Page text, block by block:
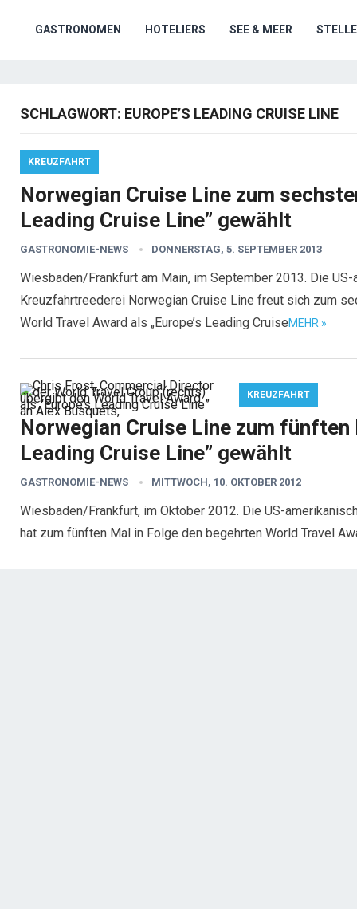
GASTRONOMEN HOTELIERS SEE & MEER
SCHLAGWORT: EUROPE’S LEADING CRUISE LINE
KREUZFAHRT
Norwegian Cruise Line zum
Leading Cruise Line” gewählt
GASTRONOMIE-NEWS DONNERSTAG, 5. SEPTEMBER 2013
Wiesbaden/Frankfurt am Main, im September 2013. Die
Kreuzfahrtreederei Norwegian Cruise Line freut sich zum
World Travel Award als „Europe’s Leading CruiseMEHR »
KREUZFAHRT
Norwegian Cruise Line zum fünften
Leading Cruise Line” gewählt
GASTRONOMIE-NEWS MITTWOCH, 10. OKTOBER 2012
Wiesbaden/Frankfurt, im Oktober 2012. Die US-
hat zum fünften Mal in Folge den begehrten World Travel